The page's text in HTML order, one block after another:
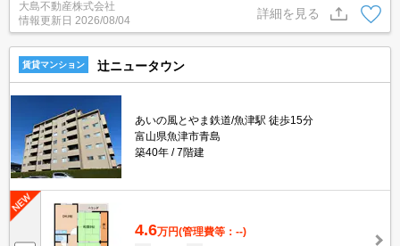
大島不動産株式会社
情報更新日 2026/08/04
詳細を見る
賃貸マンション 辻ニュータウン
あいの風とやま鉄道/魚津駅 徒歩15分
富山県魚津市青島
築40年
7階建
4.6万円(管理費等：--)